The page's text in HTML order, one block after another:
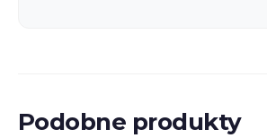
Podobne produkty